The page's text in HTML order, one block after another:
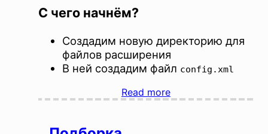
C чего начнём?
Создадим новую директорию для
файлов расширения
В ней создадим файл config.xml
Read more